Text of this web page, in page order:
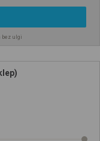
bez ulgi